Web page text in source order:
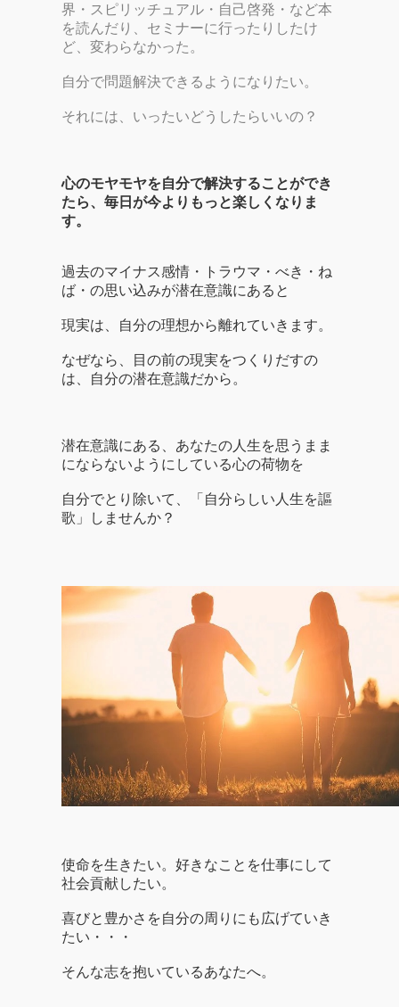
界・スピリッチュアル・自己啓発・など本
を読んだり、セミナーに行ったりしたけ
ど、変わらなかった。
自分で問題解決できるようになりたい。
それには、いったいどうしたらいいの？
心のモヤモヤを自分で解決することができ
たら、毎日が今よりもっと楽しくなりま
す。
過去のマイナス感情・トラウマ・べき・ね
ば・の思い込みが潜在意識にあると
現実は、自分の理想から離れていきます。
なぜなら、目の前の現実をつくりだすの
は、自分の潜在意識だから。
潜在意識にある、あなたの人生を思うまま
にならないようにしている心の荷物を
自分でとり除いて、「自分らしい人生を謳
歌」しませんか？
使命を生きたい。好きなことを仕事にして
社会貢献したい。
喜びと豊かさを自分の周りにも広げていき
たい・・・
そんな志を抱いているあなたへ。